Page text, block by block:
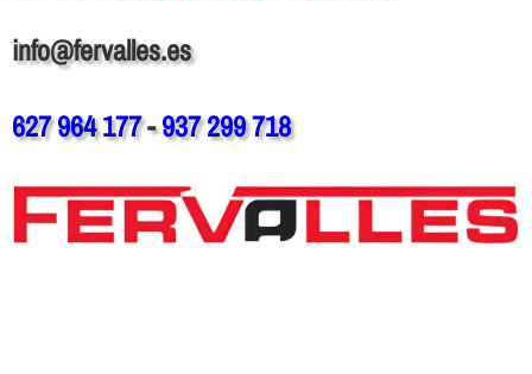
info@fervalles.es
627 964 177-937 299 718